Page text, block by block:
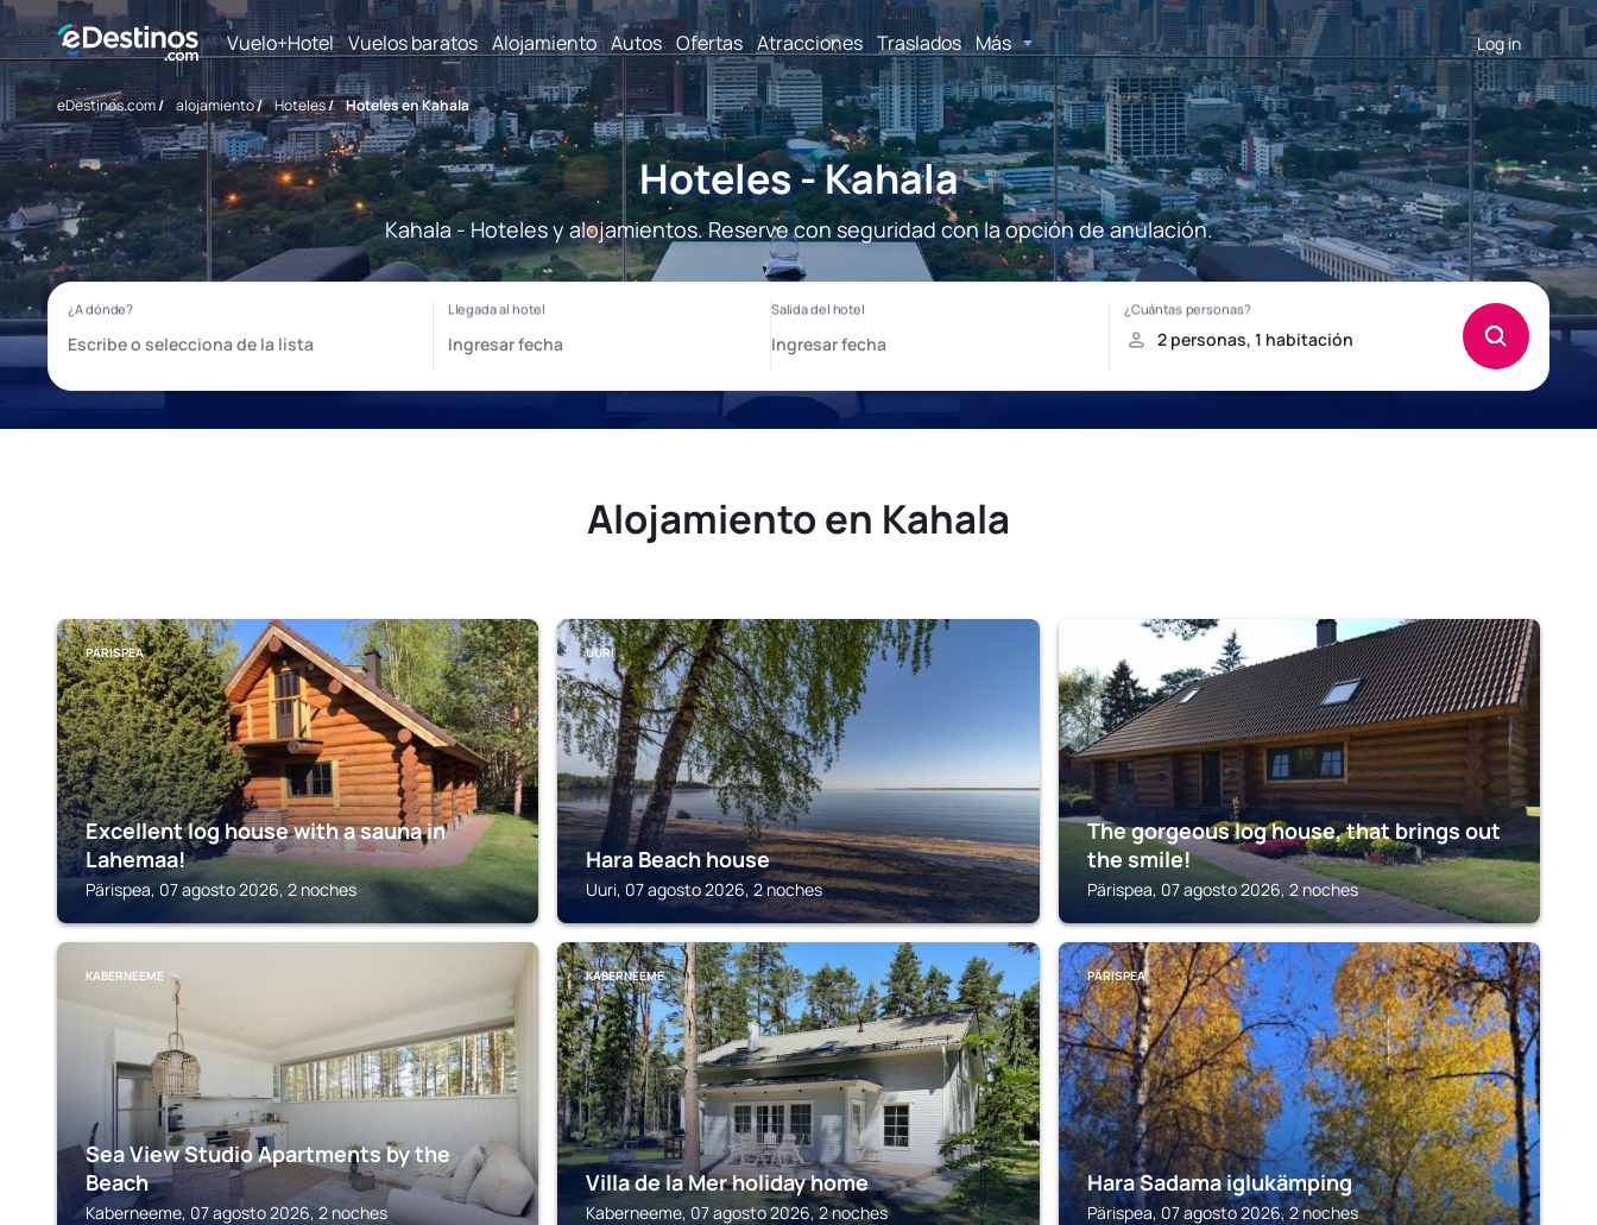
Vuelo+Hotel Vuelos baratos Alojamiento Autos Ofertas Atracciones Traslados Más Log in
eDestinos.com/ alojamiento/ Hoteles/ Hoteles en Kahala
Hoteles - Kahala
Kahala - Hoteles y alojamientos. Reserve con seguridad con la opción de anulación.
Alojamiento en Kahala
PÄRISPEA
Excellent log house with a sauna in
Lahemaa!
Pärispea, 07 agosto 2026, 2 noches
UURI
Hara Beach house
Uuri, 07 agosto 2026, 2 noches
The gorgeous log house, that brings out
the smile!
Pärispea, 07 agosto 2026, 2 noches
KABERNEEME
Sea View Studio Apartments by the
Beach
Kaberneeme, 07 agosto 2026, 2 noches
KABERNEEME
Villa de la Mer holiday home
Kaberneeme, 07 agosto 2026, 2 noches
PÄRISPEA
Hara Sadama iglukämping
Pärispea, 07 agosto 2026, 2 noches